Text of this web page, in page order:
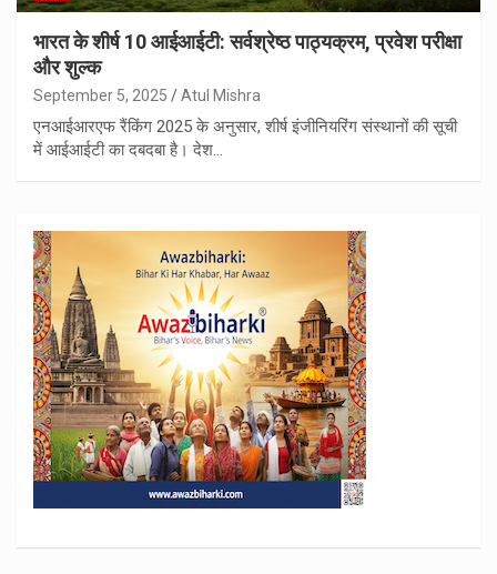
भारत के शीर्ष 10 आईआईटी: सर्वश्रेष्ठ पाठ्यक्रम, प्रवेश परीक्षा
और शुल्क
September 5, 2025 Atul Mishra
एनआईआरएफ रैंकिंग 2025 के अनुसार, शीर्ष इंजीनियरिंग संस्थानों की सूची
में आईआईटी का दबदबा है। देश…